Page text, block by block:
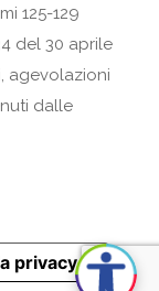
125-129
del 30 aprile
agevolazioni
dalle
privacy